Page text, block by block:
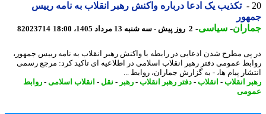
تکذیب یک ادعا درباره واکنش رهبر انقلاب به نامه رییس
- سیاسی-2 روز پیش - سه شنبه 13 مرداد 1405، 18:00 82023714
مطرح شدن ادعایی در رابطه با واکنش رهبر انقلاب به نامه رییس جمهور،
عمومی دفتر رهبر انقلاب اسلامی در اطلاعیه ای تاکید کرد: مرجع رسمی
پیام ها، - به گزارش جماران، روابط ...
انقلاب-انقلاب-دفتر رهبر انقلاب-رهبر -نقل -انقلاب اسلامی-روابط